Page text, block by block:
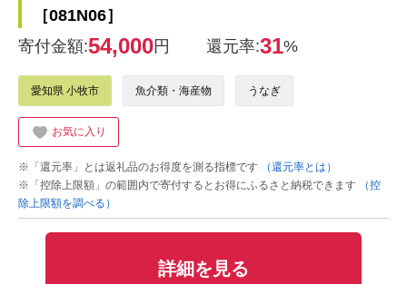
［081N06］
寄付金額:54,000円 還元率:31%
愛知県 小牧市 魚介類・海産物 うなぎ
お気に入り
※「還元率」とは返礼品のお得度を測る指標です
（還元率とは）
※「控除上限額」の範囲内で寄付するとお得にふるさと納税できます
（控
除上限額を調べる）
詳細を見る